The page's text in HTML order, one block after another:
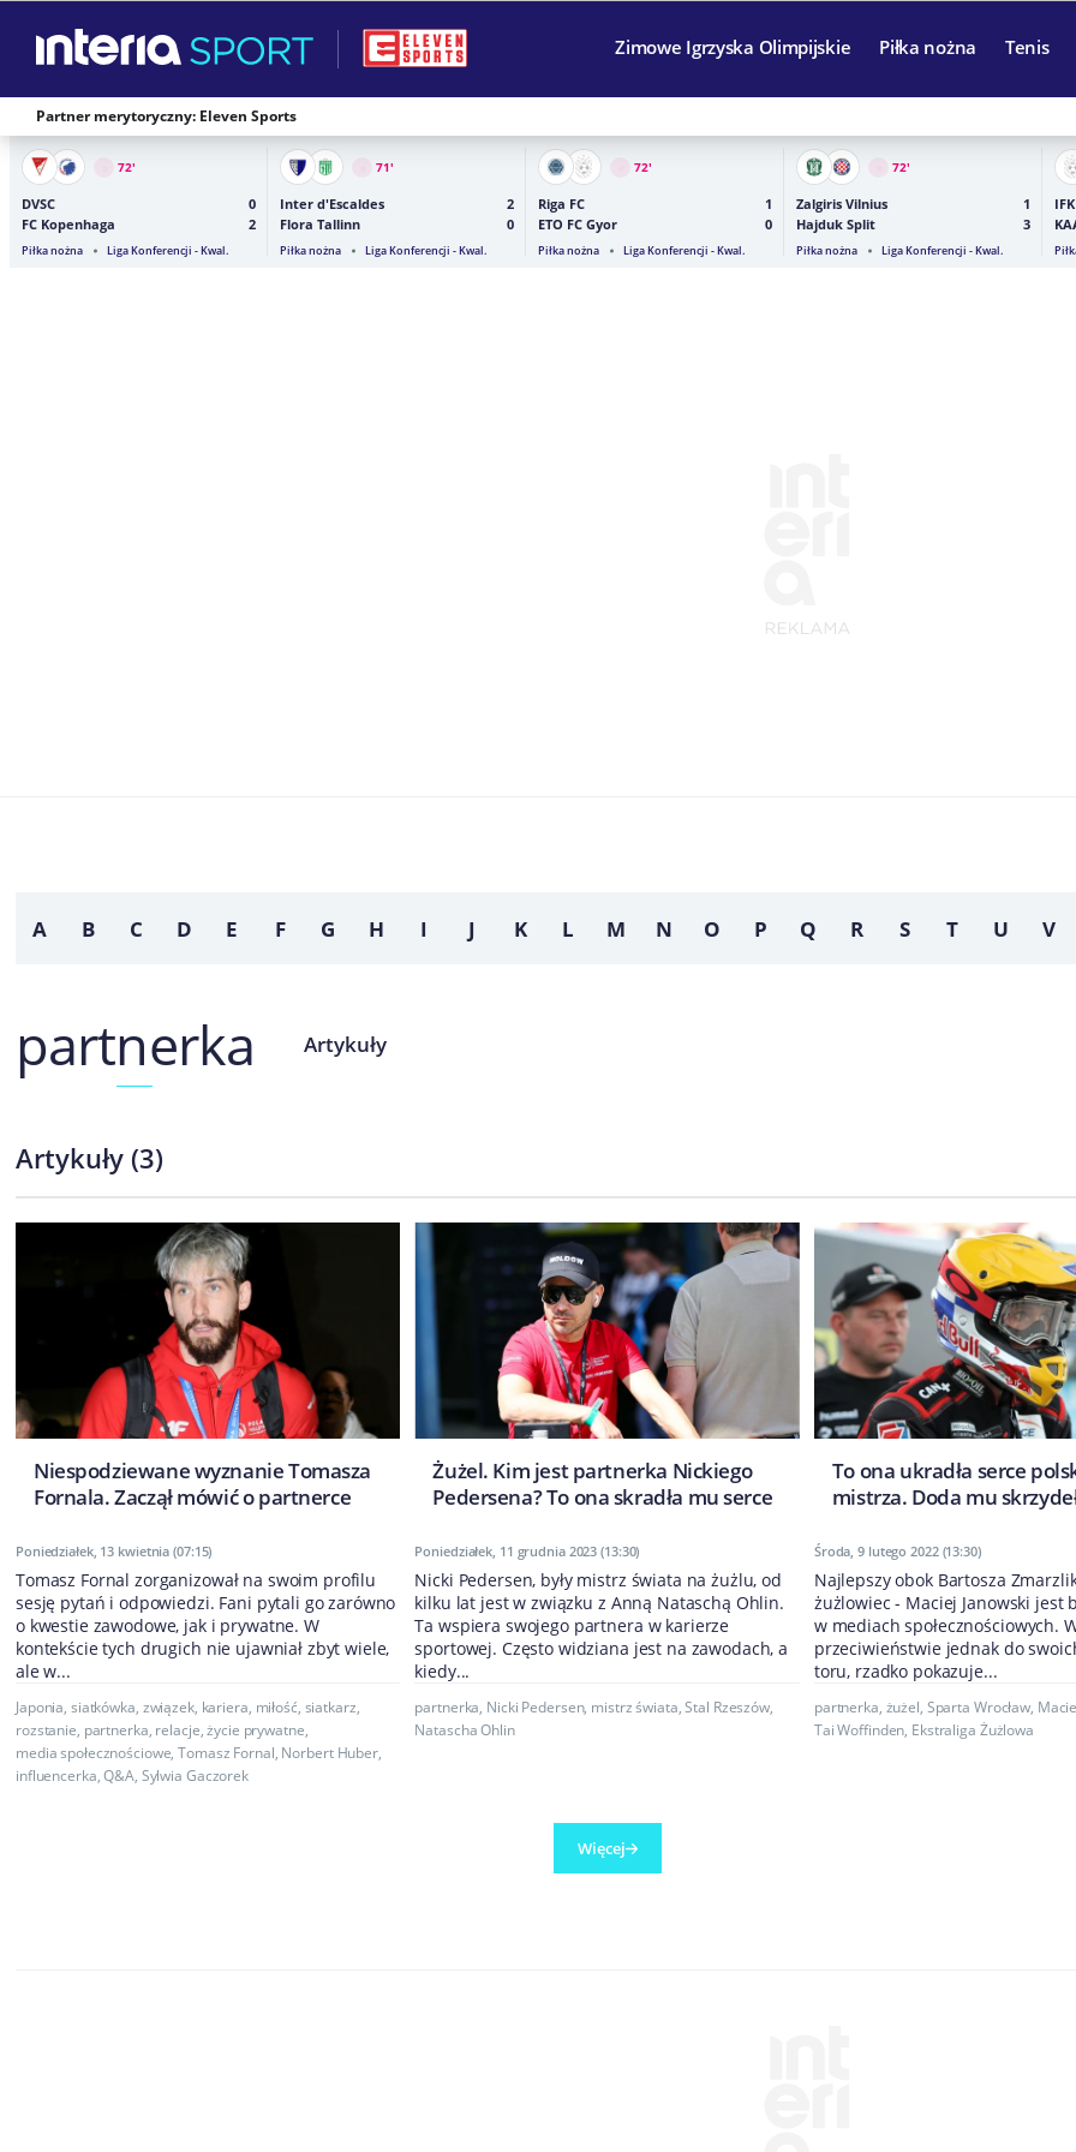
Zimowe Igrzyska Olimpijskie Piłka nożna Tenis
Partner merytoryczny: Eleven Sports
72'
DVSC
0
FC Kopenhaga
2
Piłka nożna Liga Konferencji - Kwal.
71'
Inter d'Escaldes
2
Flora Tallinn
0
Piłka nożna Liga Konferencji - Kwal.
72'
Riga FC
1
ETO FC Gyor
0
Piłka nożna Liga Konferencji - Kwal.
72'
Zalgiris Vilnius
1
Hajduk Split
3
Piłka nożna Liga Konferencji - Kwal.
A B C D E F G H I J K L M N O P Q R S T U V
partnerka Artykuły
Artykuły (3)
Niespodziewane wyznanie Tomasza
Fornala. Zaczął mówić o partnerce
Poniedziałek, 13 kwietnia (07:15)
Tomasz Fornal zorganizował na swoim profilu
sesję pytań i odpowiedzi. Fani pytali go zarówno
o kwestie zawodowe, jak i prywatne. W
kontekście tych drugich nie ujawniał zbyt wiele,
ale w...
Japonia, siatkówka, związek, kariera, miłość, siatkarz,
rozstanie, partnerka, relacje,życie prywatne,
media społecznościowe,Tomasz Fornal, Norbert Huber,
influencerka,Q&A, Sylwia Gaczorek
Żużel. Kim jest partnerka Nickiego
Pedersena? To ona skradła mu serce
Poniedziałek, 11 grudnia 2023 (13:30)
Nicki Pedersen, były mistrz świata na żużlu, od
kilku lat jest w związku z Anną Nataschą Ohlin.
Ta wspiera swojego partnera w karierze
sportowej. Często widziana jest na zawodach, a
kiedy...
partnerka, Nicki Pedersen, mistrz świata,Stal Rzeszów,
Natascha Ohlin
​To ona ukradła serce
mistrza. Doda mu
Środa, 9 lutego 2022 (13:30)
Najlepszy obok Bartosza
żużlowiec - Maciej Janowski jest
w mediach społecznościowych.
przeciwieństwie jednak do
toru, rzadko pokazuje...
partnerka, żużel, Sparta Wrocław,
Tai Woffinden, Ekstraliga Żużlowa
Więcej